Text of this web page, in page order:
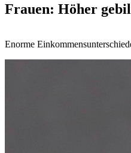
Frauen: Höher
Enorme